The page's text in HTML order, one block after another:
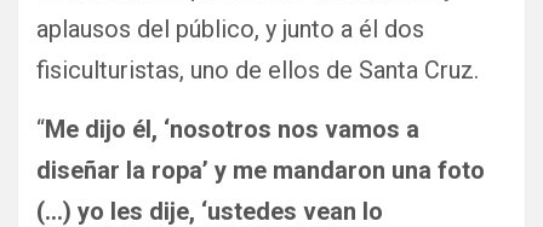
aplausos del público, y junto a él dos
fisiculturistas, uno de ellos de Santa Cruz.
“Me dijo él, ‘nosotros nos vamos a
diseñar la ropa’ y me mandaron una foto
(…) yo les dije, ‘ustedes vean lo